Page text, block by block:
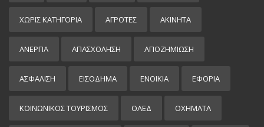
ΧΩΡΊΣ ΚΑΤΗΓΟΡΊΑ ΑΓΡΟΤΕΣ ΑΚΙΝΗΤΑ
ΑΝΕΡΓΙΑ ΑΠΑΣΧΟΛΗΣΗ ΑΠΟΖΗΜΙΩΣΗ
ΑΣΦΑΛΙΣΗ ΕΙΣΌΔΗΜΑ ΕΝΟΙΚΙΑ ΕΦΟΡΙΑ
ΚΟΙΝΩΝΙΚΟΣ ΤΟΥΡΙΣΜΟΣ ΟΑΕΔ ΟΧΗΜΑΤΑ